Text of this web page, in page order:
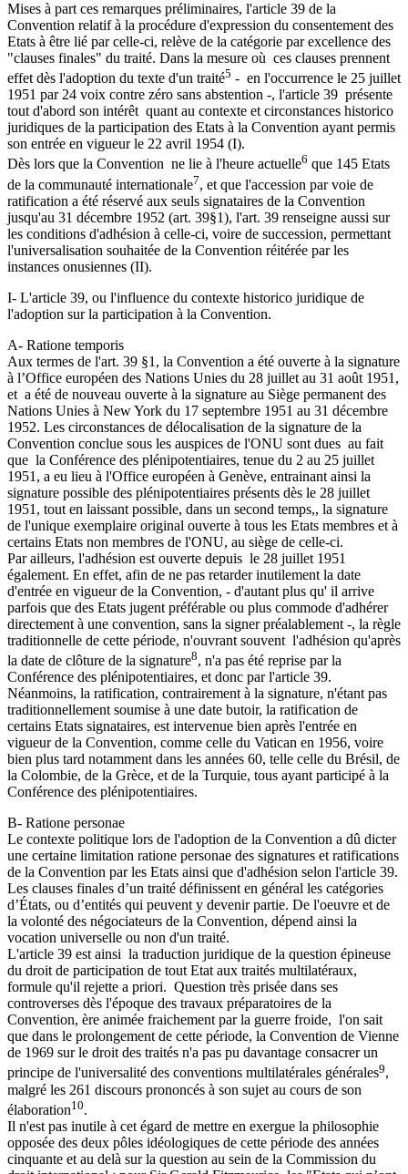
Mises à part ces remarques préliminaires, l'article 39 de la
Convention relatif à la procédure d'expression du consentement des
Etats à être lié par celle-ci, relève de la catégorie par excellence des
"clauses finales" du traité. Dans la mesure où ces clauses prennent
effet dès l'adoption du texte d'un traité5 - en l'occurrence le 25 juillet
1951 par 24 voix contre zéro sans abstention -, l'article 39 présente
tout d'abord son intérêt quant au contexte et circonstances historico
juridiques de la participation des Etats à la Convention ayant permis
son entrée en vigueur le 22 avril 1954 (I).
Dès lors que la Convention ne lie à l'heure actuelle6 que 145 Etats
de la communauté internationale7, et que l'accession par voie de
ratification a été réservé aux seuls signataires de la Convention
jusqu'au 31 décembre 1952 (art. 39§1), l'art. 39 renseigne aussi sur
les conditions d'adhésion à celle-ci, voire de succession, permettant
l'universalisation souhaitée de la Convention réitérée par les
instances onusiennes (II).
I- L'article 39, ou l'influence du contexte historico juridique de
l'adoption sur la participation à la Convention.
A- Ratione temporis
Aux termes de l'art. 39 §1, la Convention a été ouverte à la signature
à l’Office européen des Nations Unies du 28 juillet au 31 août 1951,
et a été de nouveau ouverte à la signature au Siège permanent des
Nations Unies à New York du 17 septembre 1951 au 31 décembre
1952. Les circonstances de délocalisation de la signature de la
Convention conclue sous les auspices de l'ONU sont dues au fait
que la Conférence des plénipotentiaires, tenue du 2 au 25 juillet
1951, a eu lieu à l'Office européen à Genève, entrainant ainsi la
signature possible des plénipotentiaires présents dès le 28 juillet
1951, tout en laissant possible, dans un second temps,, la signature
de l'unique exemplaire original ouverte à tous les Etats membres et à
certains Etats non membres de l'ONU, au siège de celle-ci.
Par ailleurs, l'adhésion est ouverte depuis le 28 juillet 1951
également. En effet, afin de ne pas retarder inutilement la date
d'entrée en vigueur de la Convention, - d'autant plus qu' il arrive
parfois que des Etats jugent préférable ou plus commode d'adhérer
directement à une convention, sans la signer préalablement -, la règle
traditionnelle de cette période, n'ouvrant souvent l'adhésion qu'après
la date de clôture de la signature8, n'a pas été reprise par la
Conférence des plénipotentiaires, et donc par l'article 39.
Néanmoins, la ratification, contrairement à la signature, n'étant pas
traditionnellement soumise à une date butoir, la ratification de
certains Etats signataires, est intervenue bien après l'entrée en
vigueur de la Convention, comme celle du Vatican en 1956, voire
bien plus tard notamment dans les années 60, telle celle du Brésil, de
la Colombie, de la Grèce, et de la Turquie, tous ayant participé à la
Conférence des plénipotentiaires.
B- Ratione personae
Le contexte politique lors de l'adoption de la Convention a dû dicter
une certaine limitation ratione personae des signatures et ratifications
de la Convention par les Etats ainsi que d'adhésion selon l'article 39.
Les clauses finales d’un traité définissent en général les catégories
d’États, ou d’entités qui peuvent y devenir partie. De l'oeuvre et de
la volonté des négociateurs de la Convention, dépend ainsi la
vocation universelle ou non d'un traité.
L'article 39 est ainsi la traduction juridique de la question épineuse
du droit de participation de tout Etat aux traités multilatéraux,
formule qu'il rejette a priori. Question très prisée dans ses
controverses dès l'époque des travaux préparatoires de la
Convention, ère animée fraichement par la guerre froide, l'on sait
que dans le prolongement de cette période, la Convention de Vienne
de 1969 sur le droit des traités n'a pas pu davantage consacrer un
principe de l'universalité des conventions multilatérales générales9,
malgré les 261 discours prononcés à son sujet au cours de son
élaboration10.
Il n'est pas inutile à cet égard de mettre en exergue la philosophie
opposée des deux pôles idéologiques de cette période des années
cinquante et au delà sur la question au sein de la Commission du